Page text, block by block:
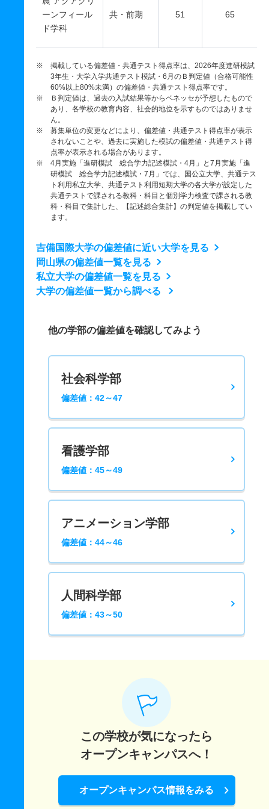
ーンフィール
ド学科
共・前期 51 65
※ 掲載している偏差値・共通テスト得点率は、2026年度進研模試
3年生・大学入学共通テスト模試・6月のＢ判定値（合格可能性
60%以上80%未満）の偏差値・共通テスト得点率です。
※ Ｂ判定値は、過去の入試結果等からベネッセが予想したもので
あり、各学校の教育内容、社会的地位を示すものではありませ
ん。
※ 募集単位の変更などにより、偏差値・共通テスト得点率が表示
されないことや、過去に実施した模試の偏差値・共通テスト得
点率が表示される場合があります。
※ 4月実施「進研模試 総合学力記述模試・4月」と7月実施「進
研模試 総合学力記述模試・7月」では、国公立大学、共通テス
ト利用私立大学、共通テスト利用短期大学の各大学が設定した
共通テストで課される教科・科目と個別学力検査で課される教
科・科目で集計した、【記述総合集計】の判定値を掲載してい
ます。
吉備国際大学の偏差値に近い大学を見る
岡山県の偏差値一覧を見る
私立大学の偏差値一覧を見る
大学の偏差値一覧から調べる
他の学部の偏差値を確認してみよう
社会科学部
偏差値：42～47
看護学部
偏差値：45～49
アニメーション学部
偏差値：44～46
人間科学部
偏差値：43～50
この学校が気になったら
オープンキャンパスへ！
オープンキャンパス情報をみる